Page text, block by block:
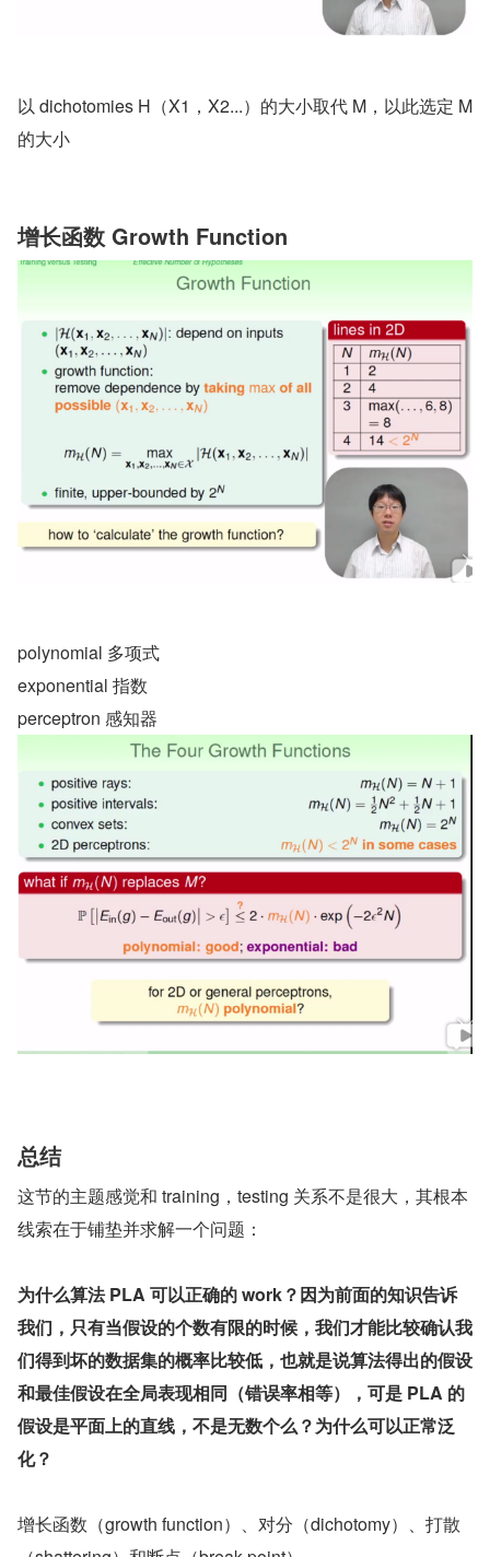
以 dichotomies H（X1，X2...）的大小取代 M，以此选定 M
的大小
增长函数 Growth Function
polynomial 多项式
exponential 指数
perceptron 感知器
总结
这节的主题感觉和 training，testing 关系不是很大，其根本
线索在于铺垫并求解一个问题：
为什么算法 PLA 可以正确的 work？因为前面的知识告诉
我们，只有当假设的个数有限的时候，我们才能比较确认我
们得到坏的数据集的概率比较低，也就是说算法得出的假设
和最佳假设在全局表现相同（错误率相等），可是 PLA 的
假设是平面上的直线，不是无数个么？为什么可以正常泛
化？
增长函数（growth function）、对分（dichotomy）、打散